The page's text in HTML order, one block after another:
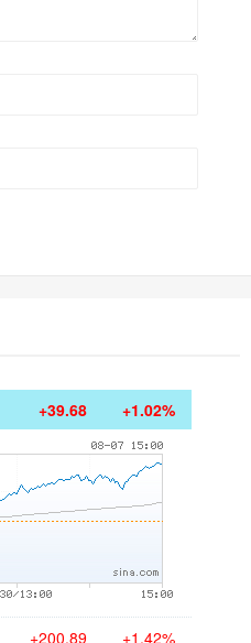
+39.68 +1.02%
+200.89 +1.42%